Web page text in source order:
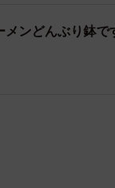
メンどんぶり鉢で